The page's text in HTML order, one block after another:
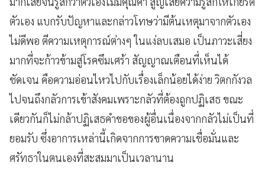
ตัวเอง แบกรับปัญหาและกล่าวโทษว่ามีต้นเหตุมาจากตัวเอง
ไม่ดีพอ ตีความเหตุการณ์ต่างๆ ในแง่ลบเสมอ เป็นภาวะเสี่ยง
มากที่จะก้าวข้ามสู่โรคซึมเศร้า สัญญาณเตือนที่เห็นได้
ชัดเจน คือความอ่อนไหวไปกับเรื่องเล็กน้อยได้ง่าย วิตกกังวล
ไปจนถึงกลัวการเข้าสังคมเพราะกลัวที่ต้องถูกปฏิเสธ ขณะ
เดียวกันก็ไม่กล้าปฏิเสธคำขอของผู้อื่นเนื่องจากกลัวไม่เป็นที่
ยอมรับ ซึ่งอาการเหล่านี้เกิดจากการขาดความเชื่อมั่นและ
ศรัทธาในตนเองที่สะสมมาเป็นเวลานาน